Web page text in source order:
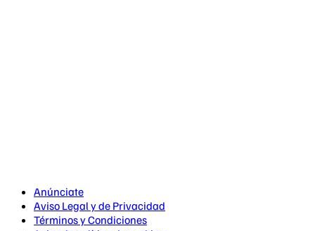
Anúnciate
Aviso Legal y de Privacidad
Términos y Condiciones